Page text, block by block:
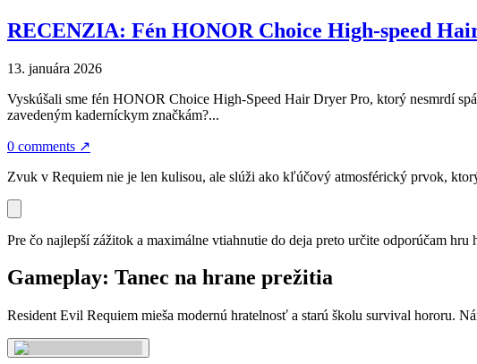
RECENZIA: Fén HONOR Choice High-speed
13. januára 2026
Vyskúšali sme fén HONOR Choice High-Speed Hair Dryer Pro, ktorý nesmrdí
zavedeným kaderníckym značkám?...
0 comments ↗
Zvuk v Requiem nie je len kulisou, ale slúži ako kľúčový atmosférický prvok,
Pre čo najlepší zážitok a maximálne vtiahnutie do deja preto určite odporúčam
Gameplay: Tanec na hrane prežitia
Resident Evil Requiem mieša modernú hratelnosť a starú školu survival hororu.